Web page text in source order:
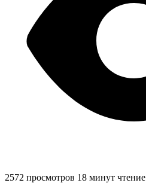
2572 просмотров 18 минут чтение